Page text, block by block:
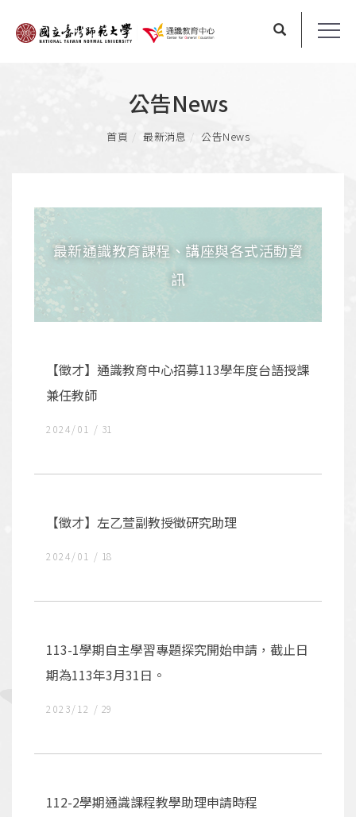
公告News
首頁 最新消息 公告News
最新通識教育課程、講座與各式活動資
訊
【徵才】通識教育中心招募113學年度台語授課
兼任教師
2024/01 31
【徵才】左乙萱副教授徵研究助理
2024/01 18
113-1學期自主學習專題探究開始申請，截止日
期為113年3月31日。
2023/12 29
112-2學期通識課程教學助理申請時程